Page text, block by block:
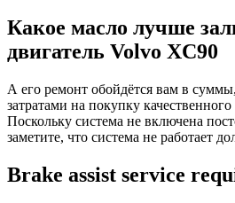
Какое масло лучше
двигатель Volvo XC90
А его ремонт обойдётся вам в
затратами на покупку
Поскольку система не включена
заметите, что система не работает
Brake assist service